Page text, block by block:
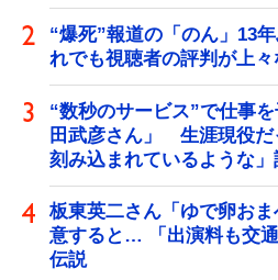
“爆死”報道の「のん」13
れでも視聴者の評判が上々
“数秒のサービス”で仕事
田武彦さん」 生涯現役だ
刻み込まれているような」
板東英二さん「ゆで卵お
意すると… 「出演料も交
伝説